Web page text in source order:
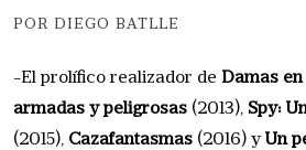
POR DIEGO BATLLE
-El prolífico realizador de Damas
armadas y peligrosas (2013), Spy:
(2015), Cazafantasmas (2016) y Un